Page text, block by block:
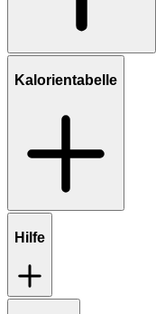
Kalorientabelle
Hilfe